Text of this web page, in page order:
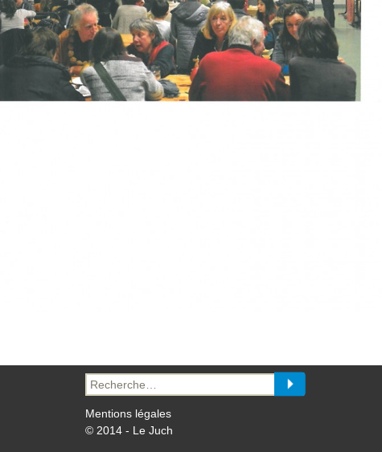
Recherche
pour :
Mentions légales
© 2014 - Le Juch